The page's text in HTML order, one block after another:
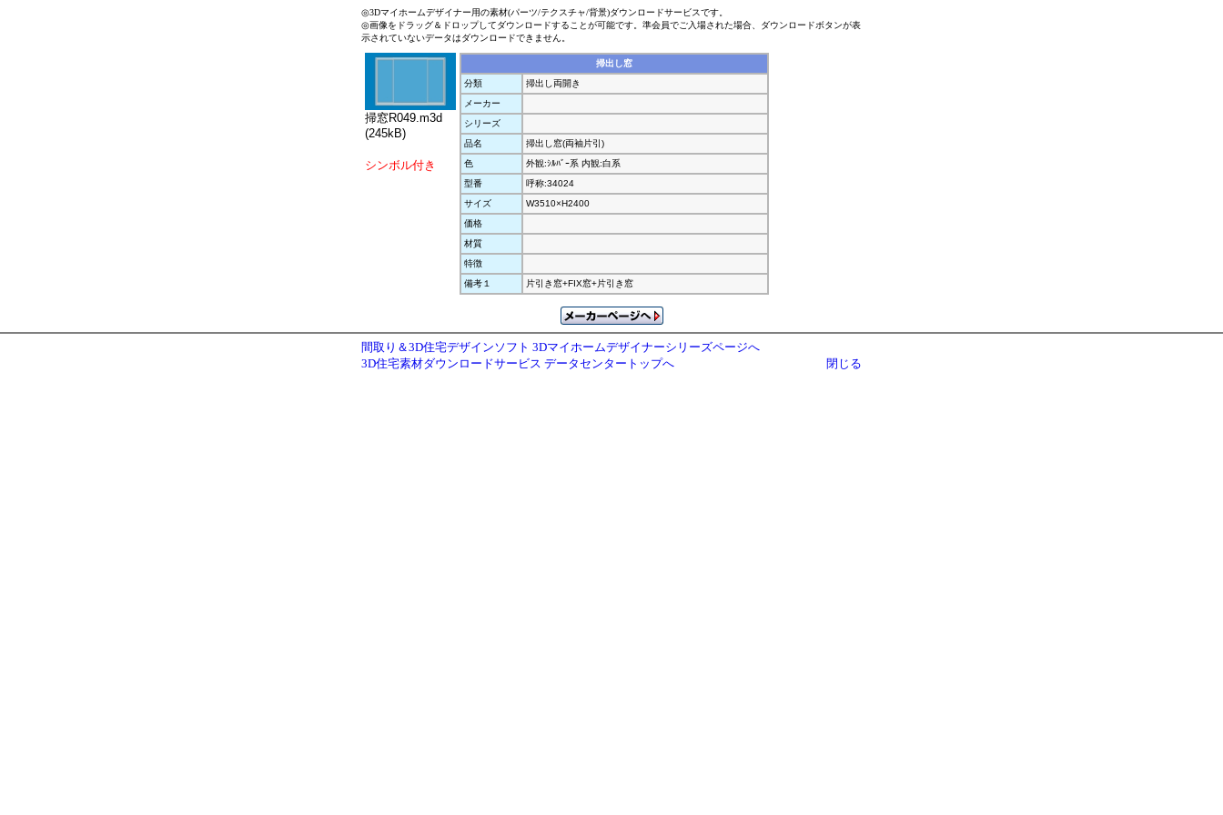
◎3Dマイホームデザイナー用の素材(パーツ/テクスチャ/背景)ダウンロードサービスです。
◎画像をドラッグ＆ドロップしてダウンロードすることが可能です。準会員でご入場された場合、ダウンロードボタンが表
示されていないデータはダウンロードできません。
掃窓R049.m3d
(245kB)
シンボル付き
掃出し窓
分類
掃出し両開き
メーカー
シリーズ
品名
掃出し窓(両袖片引)
色
外観:ｼﾙﾊﾞｰ系 内観:白系
型番
呼称:34024
サイズ
W3510×H2400
価格
材質
特徴
備考１
片引き窓+FIX窓+片引き窓
間取り＆3D住宅デザインソフト 3Dマイホームデザイナーシリーズページへ
3D住宅素材ダウンロードサービス データセンタートップへ
閉じる